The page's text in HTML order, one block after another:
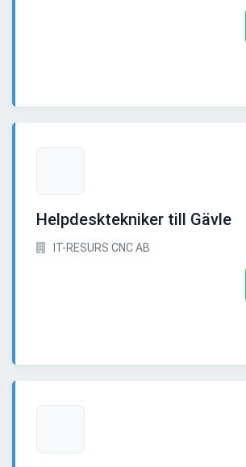
Helpdesktekniker till Gävle
IT-RESURS CNC AB